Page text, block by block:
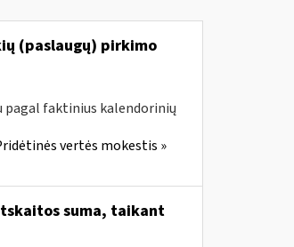
(paslaugų) pirkimo
pagal faktinius kalendorinių
vertės mokestis »
suma, taikant